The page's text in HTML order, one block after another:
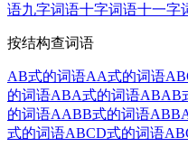
语九字词语十字词语十一字
按结构查词语
AB式的词语AA式的词语
的词语ABA式的词语ABAB
的词语AABB式的词语
式的词语ABCD式的词语